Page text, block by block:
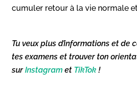
cumuler retour à la vie normale
Tu veux plus d’informations et de
tes examens et trouver ton
surInstagram et TikTok !